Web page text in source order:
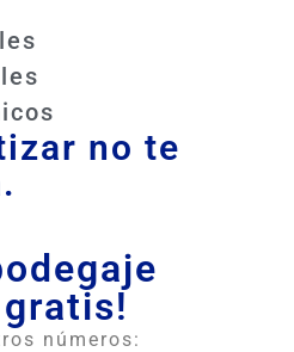
no te
números: